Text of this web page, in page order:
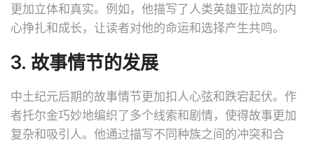
更加立体和真实。例如，他描写了人类英雄亚拉岚的内
心挣扎和成长，让读者对他的命运和选择产生共鸣。
3. 故事情节的发展
中土纪元后期的故事情节更加扣人心弦和跌宕起伏。作
者托尔金巧妙地编织了多个线索和剧情，使得故事更加
复杂和吸引人。他通过描写不同种族之间的冲突和合